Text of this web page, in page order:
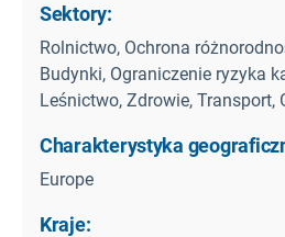
Sektory:
Rolnictwo, Ochrona
Budynki, Ograniczenie ryzyka
Leśnictwo, Zdrowie, Transport,
Charakterystyka
Europe
Kraje: